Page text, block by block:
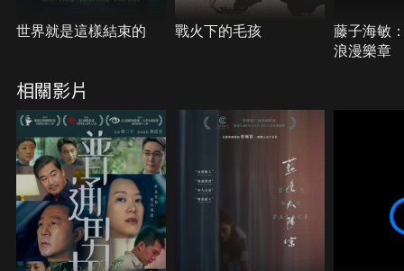
世界就是這樣結束的 戰火下的毛孩
藤子海敏
浪漫樂章
相關影片